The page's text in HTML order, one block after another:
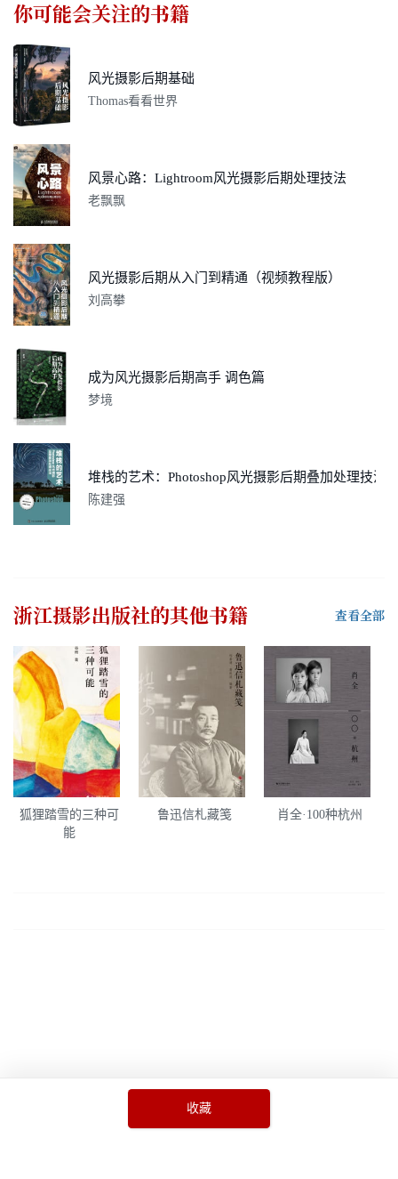
你可能会关注的书籍
风光摄影后期基础
Thomas看看世界
风景心路：Lightroom风光摄影后期处理技法
老飘飘
风光摄影后期从入门到精通（视频教程版）
刘高攀
成为风光摄影后期高手 调色篇
梦境
堆栈的艺术：Photoshop风光摄影后期叠加处理技法
陈建强
浙江摄影出版社的其他书籍 查看全部
狐狸踏雪的三种可
能
鲁迅信札藏笺 肖全·100种杭州
收藏